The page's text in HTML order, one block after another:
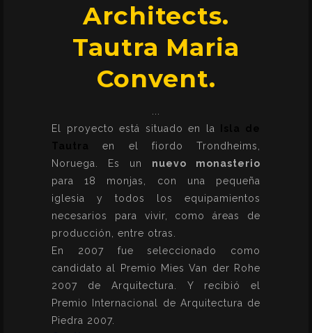
Architects.
Tautra Maria
Convent.
El proyecto está situado en la
en el fiordo Trondheims,
Noruega. Es un nuevo monasterio
para 18 monjas, con una pequeña
iglesia y todos los equipamientos
necesarios para vivir, como áreas de
producción, entre otras.
En 2007 fue seleccionado como
candidato al Premio Mies Van der Rohe
2007 de Arquitectura. Y recibió el
Premio Internacional de Arquitectura de
Piedra 2007.